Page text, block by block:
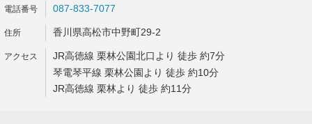
087-833-7077
香川県高松市中野町29-2
JR高徳線 栗林公園北口より 徒歩 約7分
琴電琴平線 栗林公園より 徒歩 約10分
JR高徳線 栗林より 徒歩 約11分